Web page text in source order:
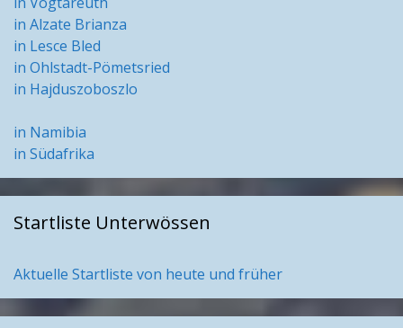
in Alzate Brianza
in Lesce Bled
in Ohlstadt-Pömetsried
in Hajduszoboszlo
in Namibia
in Südafrika
Startliste Unterwössen
Aktuelle Startliste von heute und früher